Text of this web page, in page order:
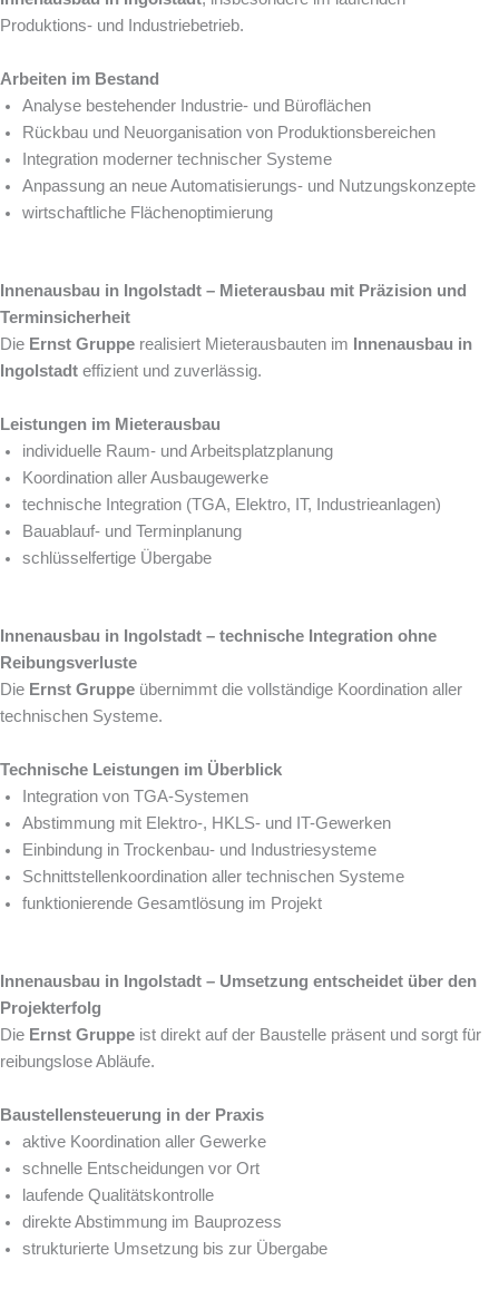
Produktions- und Industriebetrieb.
Arbeiten im Bestand
Analyse bestehender Industrie- und Büroflächen
Rückbau und Neuorganisation von Produktionsbereichen
Integration moderner technischer Systeme
Anpassung an neue Automatisierungs- und Nutzungskonzepte
wirtschaftliche Flächenoptimierung
Innenausbau in Ingolstadt – Mieterausbau mit Präzision und
Terminsicherheit
Die Ernst Gruppe realisiert Mieterausbauten im
Innenausbau in
Ingolstadt effizient und zuverlässig.
Leistungen im Mieterausbau
individuelle Raum- und Arbeitsplatzplanung
Koordination aller Ausbaugewerke
technische Integration (TGA, Elektro, IT, Industrieanlagen)
Bauablauf- und Terminplanung
schlüsselfertige Übergabe
Innenausbau in Ingolstadt – technische Integration ohne
Reibungsverluste
Die Ernst Gruppe übernimmt die vollständige Koordination aller
technischen Systeme.
Technische Leistungen im Überblick
Integration von TGA-Systemen
Abstimmung mit Elektro-, HKLS- und IT-Gewerken
Einbindung in Trockenbau- und Industriesysteme
Schnittstellenkoordination aller technischen Systeme
funktionierende Gesamtlösung im Projekt
Innenausbau in Ingolstadt – Umsetzung entscheidet über den
Projekterfolg
Die Ernst Gruppe ist direkt auf der Baustelle präsent und sorgt für
reibungslose Abläufe.
Baustellensteuerung in der Praxis
aktive Koordination aller Gewerke
schnelle Entscheidungen vor Ort
laufende Qualitätskontrolle
direkte Abstimmung im Bauprozess
strukturierte Umsetzung bis zur Übergabe